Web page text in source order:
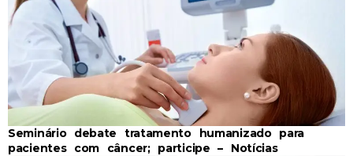
Seminário debate tratamento humanizado para
pacientes com câncer; participe – Notícias